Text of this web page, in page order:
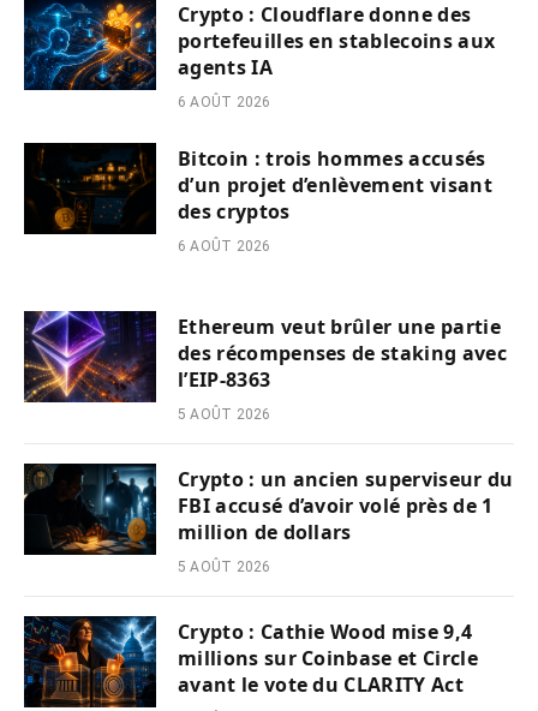
Crypto : Cloudflare donne des
portefeuilles en stablecoins aux
agents IA
6 AOÛT 2026
Bitcoin : trois hommes accusés
d’un projet d’enlèvement visant
des cryptos
6 AOÛT 2026
Ethereum veut brûler une partie
des récompenses de staking avec
l’EIP-8363
5 AOÛT 2026
Crypto : un ancien superviseur du
FBI accusé d’avoir volé près de 1
million de dollars
5 AOÛT 2026
Crypto : Cathie Wood mise 9,4
millions sur Coinbase et Circle
avant le vote du CLARITY Act